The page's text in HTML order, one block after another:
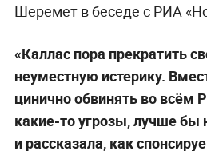
Шеремет в беседе с РИА
«Каллас пора прекратить
неуместную истерику.
цинично обвинять во всём
какие-то угрозы, лучше бы
и рассказала, как